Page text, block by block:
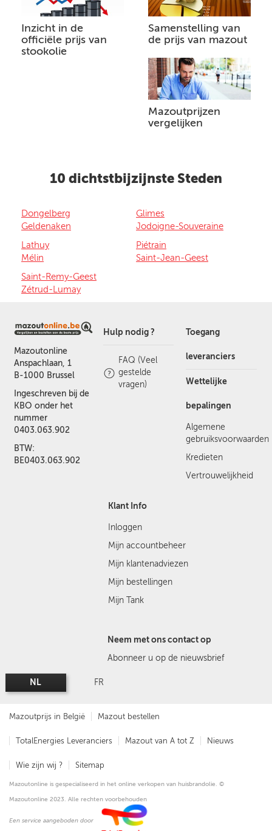
Inzicht in de
officiële prijs van
stookolie
Samenstelling van
de prijs van mazout
Mazoutprijzen
vergelijken
10 dichtstbijzijnste Steden
Dongelberg
Geldenaken
Glimes
Jodoigne-Souveraine
Lathuy
Mélin
Piétrain
Saint-Jean-Geest
Saint-Remy-Geest
Zétrud-Lumay
Mazoutonline
Anspachlaan, 1
B-1000 Brussel
Ingeschreven bij de
KBO onder het
nummer
0403.063.902
BTW:
BE0403.063.902
Hulp nodig ?
FAQ (Veel
gestelde
vragen)
Toegang
leveranciers
Wettelijke
bepalingen
Algemene
gebruiksvoorwaarden
Kredieten
Vertrouwelijkheid
Klant Info
Inloggen
Mijn accountbeheer
Mijn klantenadviezen
Mijn bestellingen
Mijn Tank
Neem met ons contact op
Abonneer u op de nieuwsbrief
NL FR
Mazoutprijs in België Mazout bestellen
TotalEnergies Leveranciers Mazout van A tot Z Nieuws
Wie zijn wij ? Sitemap
Een service aangeboden door
Mazoutonline is gespecialiseerd in het online verkopen van huisbrandolie. ©
Mazoutonline 2023. Alle rechten voorbehouden